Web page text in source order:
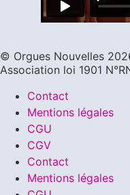
©️ Orgues Nouvelles
Association loi 1901
Contact
Mentions légales
CGU
CGV
Contact
Mentions légales